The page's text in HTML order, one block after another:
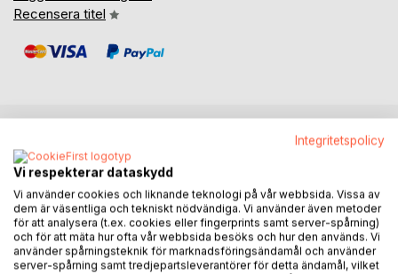
Recensera titel
BESKRIVNING
Sophia, 9 och ett halvt år, träffar en vis äldre kvinna,
Constance, som har en hemlig park med bikupor. Hon
sköter sina vänner med vördnad och värdighet på deras
egna villkor.
Integritetspolicy
Vi respekterar dataskydd
Vi använder cookies och liknande teknologi på vår webbsida. Vissa av
dem är väsentliga och tekniskt nödvändiga. Vi använder även metoder
för att analysera (t.ex. cookies eller fingerprints samt server-spårning)
och för att mäta hur ofta vår webbsida besöks och hur den används. Vi
använder spårningsteknik för marknadsföringsändamål och använder
server-spårning samt tredjepartsleverantörer för detta ändamål, vilket